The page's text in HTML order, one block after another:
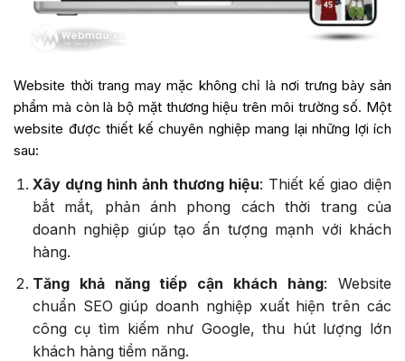
Website thời trang may mặc không chỉ là nơi trưng bày sản
phẩm mà còn là bộ mặt thương hiệu trên môi trường số. Một
website được thiết kế chuyên nghiệp mang lại những lợi ích
sau:
Xây dựng hình ảnh thương hiệu: Thiết kế giao diện
bắt mắt, phản ánh phong cách thời trang của
doanh nghiệp giúp tạo ấn tượng mạnh với khách
hàng.
Tăng khả năng tiếp cận khách hàng: Website
chuẩn SEO giúp doanh nghiệp xuất hiện trên các
công cụ tìm kiếm như Google, thu hút lượng lớn
khách hàng tiềm năng.